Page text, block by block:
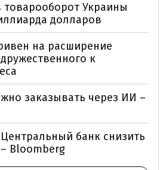
товарооборот Украины
долларов
на расширение
к
заказывать через ИИ –
банк снизить
Bloomberg